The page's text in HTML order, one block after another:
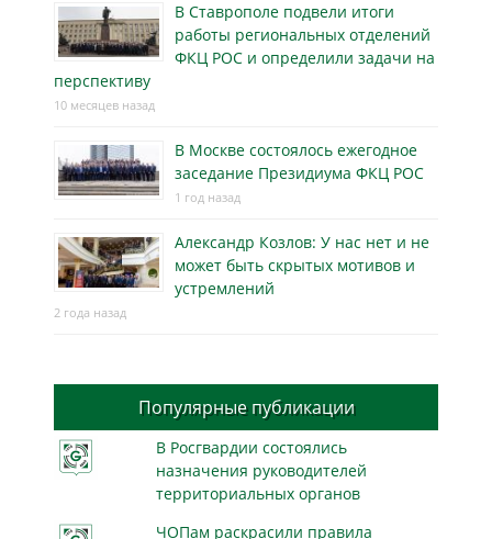
В Ставрополе подвели итоги
работы региональных отделений
ФКЦ РОС и определили задачи на
перспективу
10 месяцев назад
В Москве состоялось ежегодное
заседание Президиума ФКЦ РОС
1 год назад
Александр Козлов: У нас нет и не
может быть скрытых мотивов и
устремлений
2 года назад
Популярные публикации
В Росгвардии состоялись
назначения руководителей
территориальных органов
ЧОПам раскрасили правила